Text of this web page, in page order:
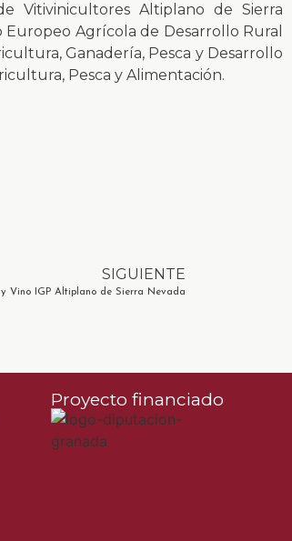
Vitivinicultores Altiplano de Sierra
Europeo Agrícola de Desarrollo Rural
Ganadería, Pesca y Desarrollo
Pesca y Alimentación.
SIGUIENTE
Vino IGP Altiplano de Sierra Nevada
Proyecto financiado